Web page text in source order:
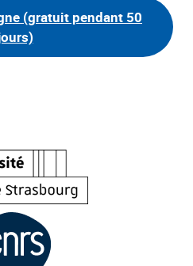
(gratuit pendant 50